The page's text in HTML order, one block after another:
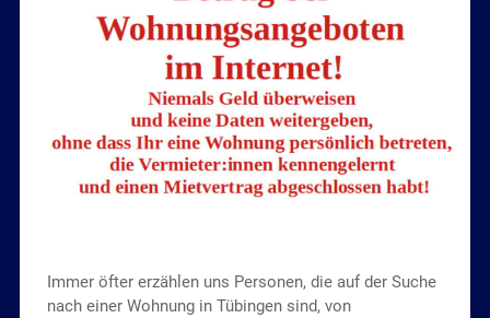
Immer öfter erzählen uns Personen, die auf der Suche
nach einer Wohnung in Tübingen sind, von